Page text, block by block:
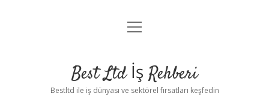
Anasayfa
Yasal Uyarı
menüyü
Best Ltd İş Rehberi
Bestltd ile iş dünyası ve sektörel fırsatları keşfedin